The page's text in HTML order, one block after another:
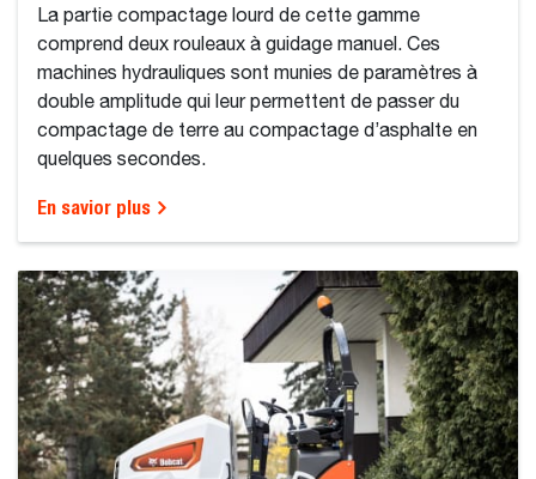
La partie compactage lourd de cette gamme
comprend deux rouleaux à guidage manuel. Ces
machines hydrauliques sont munies de paramètres à
double amplitude qui leur permettent de passer du
compactage de terre au compactage d’asphalte en
quelques secondes.
En savior plus